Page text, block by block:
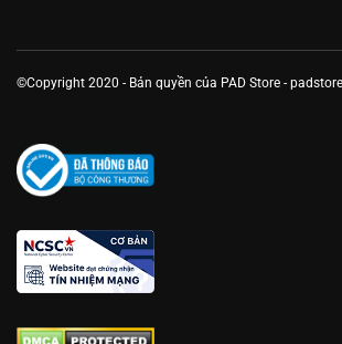
©Copyright 2020 - Bản quyền của PAD Store -